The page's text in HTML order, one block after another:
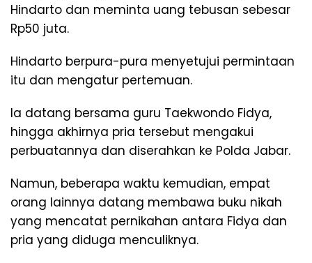
Hindarto dan meminta uang tebusan sebesar
Rp50 juta.
Hindarto berpura-pura menyetujui permintaan
itu dan mengatur pertemuan.
Ia datang bersama guru Taekwondo Fidya,
hingga akhirnya pria tersebut mengakui
perbuatannya dan diserahkan ke Polda Jabar.
Namun, beberapa waktu kemudian, empat
orang lainnya datang membawa buku nikah
yang mencatat pernikahan antara Fidya dan
pria yang diduga menculiknya.